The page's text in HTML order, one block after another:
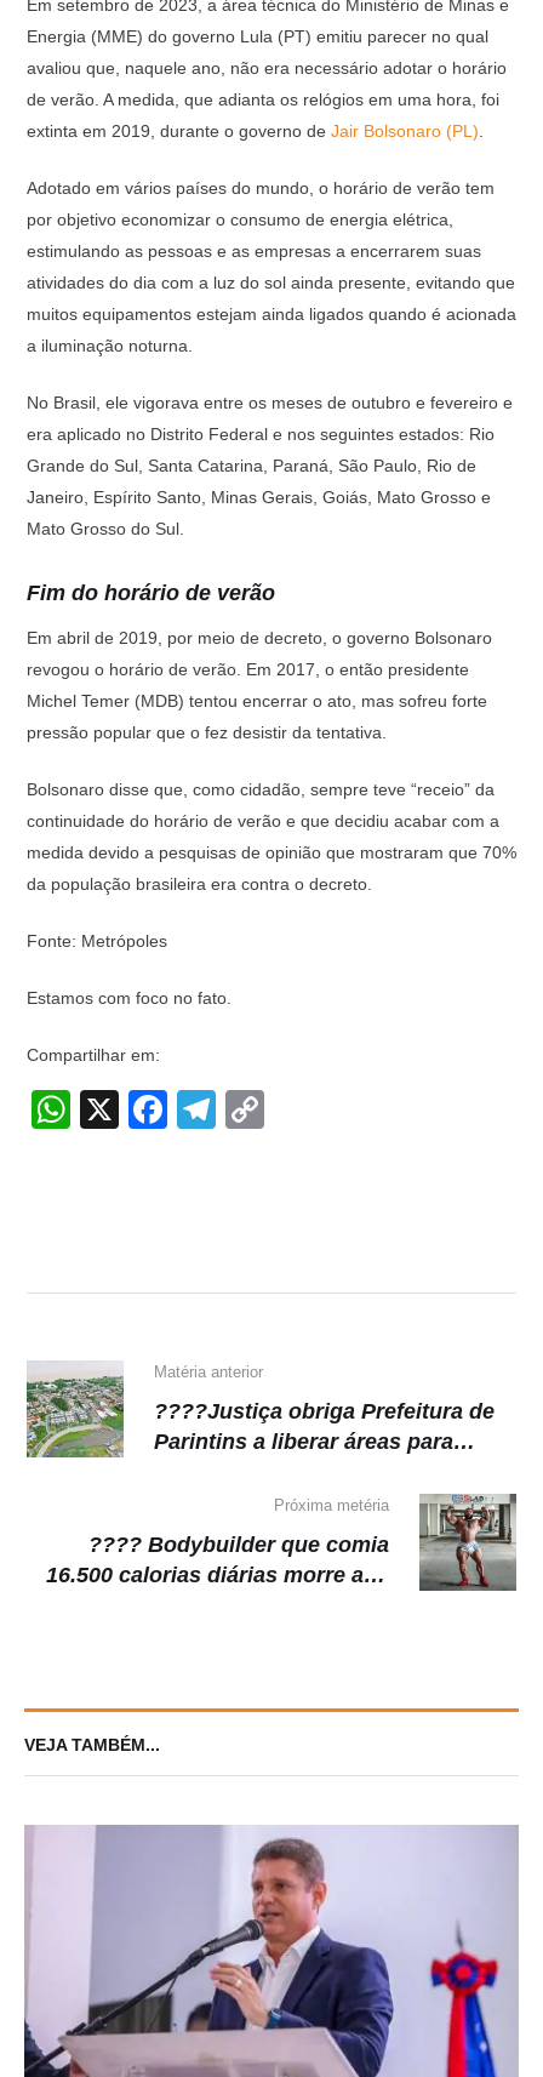
Em setembro de 2023, a área técnica do Ministério de Minas e
Energia (MME) do governo Lula (PT) emitiu parecer no qual
avaliou que, naquele ano, não era necessário adotar o horário
de verão. A medida, que adianta os relógios em uma hora, foi
extinta em 2019, durante o governo de Jair Bolsonaro (PL).
Adotado em vários países do mundo, o horário de verão tem
por objetivo economizar o consumo de energia elétrica,
estimulando as pessoas e as empresas a encerrarem suas
atividades do dia com a luz do sol ainda presente, evitando que
muitos equipamentos estejam ainda ligados quando é acionada
a iluminação noturna.
No Brasil, ele vigorava entre os meses de outubro e fevereiro e
era aplicado no Distrito Federal e nos seguintes estados: Rio
Grande do Sul, Santa Catarina, Paraná, São Paulo, Rio de
Janeiro, Espírito Santo, Minas Gerais, Goiás, Mato Grosso e
Mato Grosso do Sul.
Fim do horário de verão
Em abril de 2019, por meio de decreto, o governo Bolsonaro
revogou o horário de verão. Em 2017, o então presidente
Michel Temer (MDB) tentou encerrar o ato, mas sofreu forte
pressão popular que o fez desistir da tentativa.
Bolsonaro disse que, como cidadão, sempre teve “receio” da
continuidade do horário de verão e que decidiu acabar com a
medida devido a pesquisas de opinião que mostraram que 70%
da população brasileira era contra o decreto.
Fonte: Metrópoles
Estamos com foco no fato.
Compartilhar em:
W
p
X
F
o
k
T
m n
Matéria anterior
????Justiça obriga Prefeitura de
Parintins a liberar áreas para
Próxima metéria
???? Bodybuilder que comia
16.500 calorias diárias morre aos
VEJA TAMBÉM...